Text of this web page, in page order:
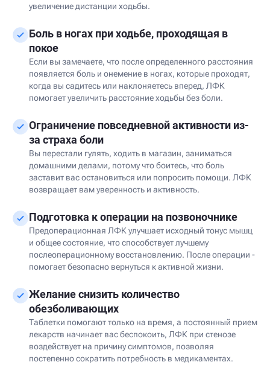
увеличение дистанции ходьбы.
Боль в ногах при ходьбе, проходящая в
покое
Если вы замечаете, что после определенного расстояния
появляется боль и онемение в ногах, которые проходят,
когда вы садитесь или наклоняетесь вперед, ЛФК
помогает увеличить расстояние ходьбы без боли.
Ограничение повседневной активности из-
за страха боли
Вы перестали гулять, ходить в магазин, заниматься
домашними делами, потому что боитесь, что боль
заставит вас остановиться или попросить помощи. ЛФК
возвращает вам уверенность и активность.
Подготовка к операции на позвоночнике
Предоперационная ЛФК улучшает исходный тонус мышц
и общее состояние, что способствует лучшему
послеоперационному восстановлению. После операции -
помогает безопасно вернуться к активной жизни.
Желание снизить количество
обезболивающих
Таблетки помогают только на время, а постоянный прием
лекарств начинает вас беспокоить, ЛФК при стенозе
воздействует на причину симптомов, позволяя
постепенно сократить потребность в медикаментах.